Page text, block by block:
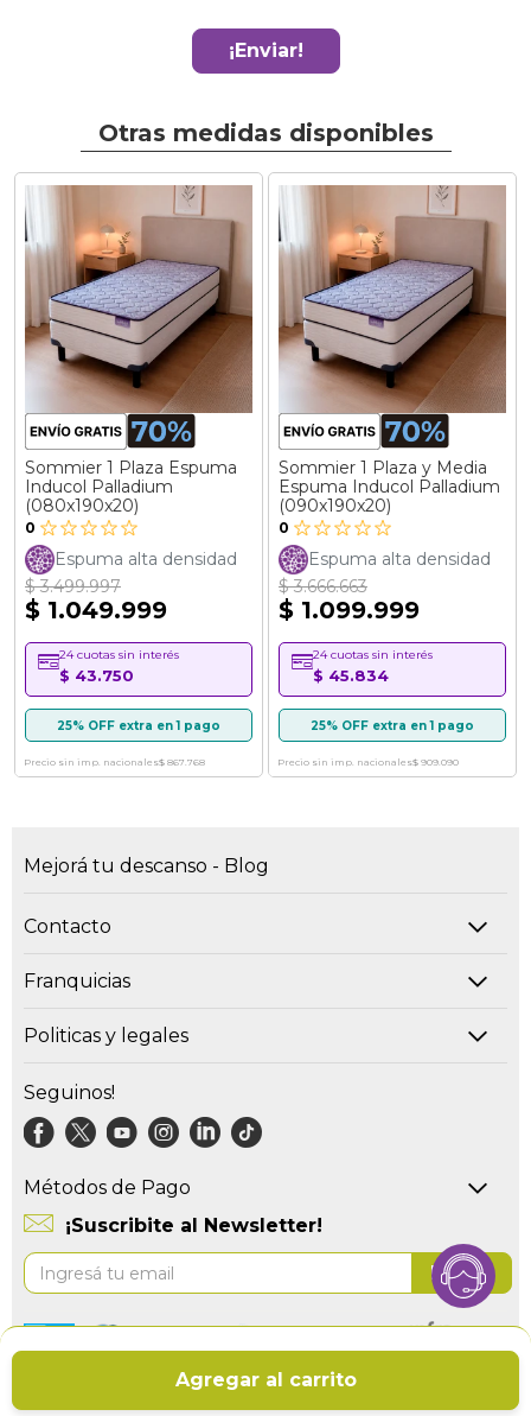
Agregar al carrito
¡Enviar!
Otras medidas disponibles
Sommier 1 Plaza Espuma
Inducol Palladium
(080x190x20)
0
Espuma alta densidad
$ 3.499.997
$ 1.049.999
24 cuotas sin interés
$ 43.750
25% OFF extra en 1 pago
Precio sin imp. nacionales$ 867.768
Sommier 1 Plaza y Media
Espuma Inducol Palladium
(090x190x20)
0
Espuma alta densidad
$ 3.666.663
$ 1.099.999
24 cuotas sin interés
$ 45.834
25% OFF extra en 1 pago
Precio sin imp. nacionales$ 909.090
Mejorá tu descanso - Blog
Contacto
Franquicias
Politicas y legales
¡Suscribite al Newsletter!
Suscríbase
al
informativo:
Enviar
Seguinos!
Métodos de Pago
Copyright © 2026 Sommiercenter.
Políticas de Privacidad